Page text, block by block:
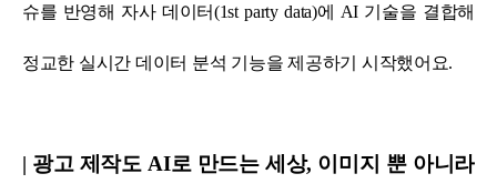
슈를 반영해 자사 데이터(1st party data)에 AI 기술을 결합해
정교한 실시간 데이터 분석 기능을 제공하기 시작했어요.
| 광고 제작도 AI로 만드는 세상, 이미지 뿐 아니라